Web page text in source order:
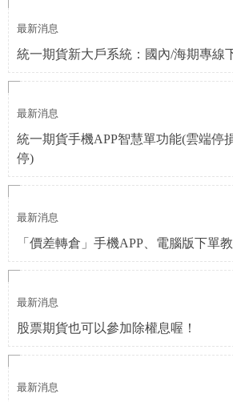
最新消息
統一期貨新大戶系統：國內/海期專線
最新消息
統一期貨手機APP智慧單功能(雲端停
停)
最新消息
「價差轉倉」手機APP、電腦版下單
最新消息
股票期貨也可以參加除權息喔！
最新消息